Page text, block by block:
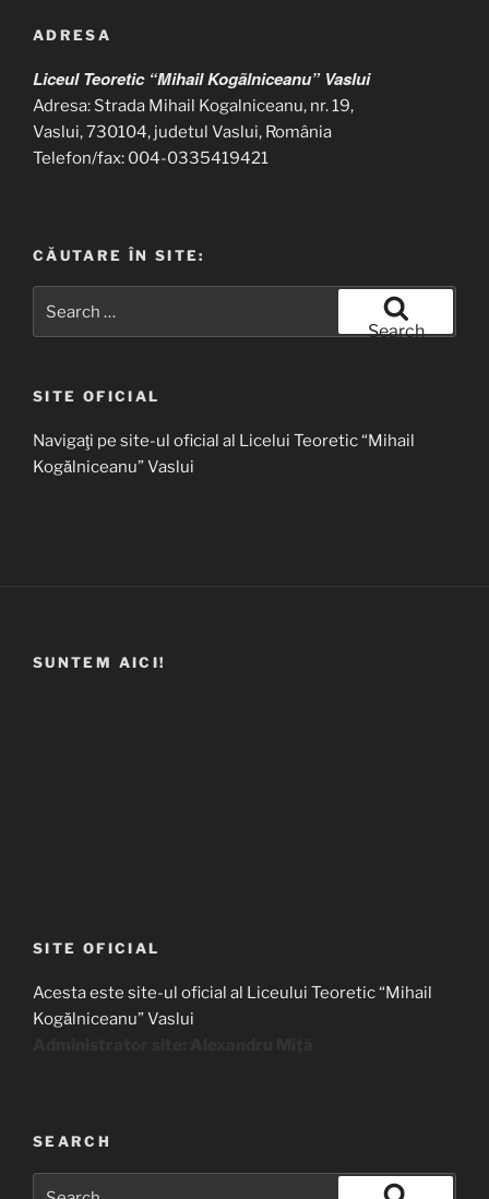
ADRESA
Liceul Teoretic “Mihail Kogãlniceanu” Vaslui
Adresa: Strada Mihail Kogalniceanu, nr. 19,
Vaslui, 730104, judetul Vaslui, România
Telefon/fax: 004-0335419421
CĂUTARE ÎN SITE:
for:
Search
SITE OFICIAL
Navigaţi pe site-ul oficial al Licelui Teoretic “Mihail
Kogălniceanu” Vaslui
SUNTEM AICI!
SITE OFICIAL
Acesta este site-ul oficial al Liceului Teoretic “Mihail
Kogălniceanu” Vaslui
SEARCH